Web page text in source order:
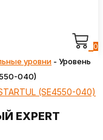
0
уровни - Уровень
040)
EXPERT